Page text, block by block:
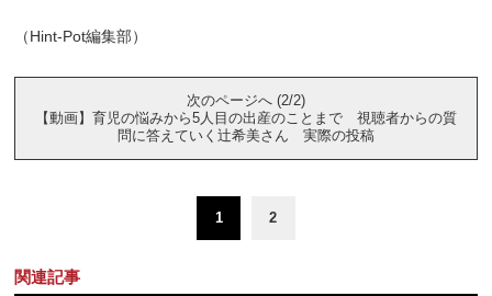
（Hint-Pot編集部）
次のページへ (2/2)
【動画】育児の悩みから5人目の出産のことまで 視聴者からの質
問に答えていく辻希美さん 実際の投稿
1 2
関連記事